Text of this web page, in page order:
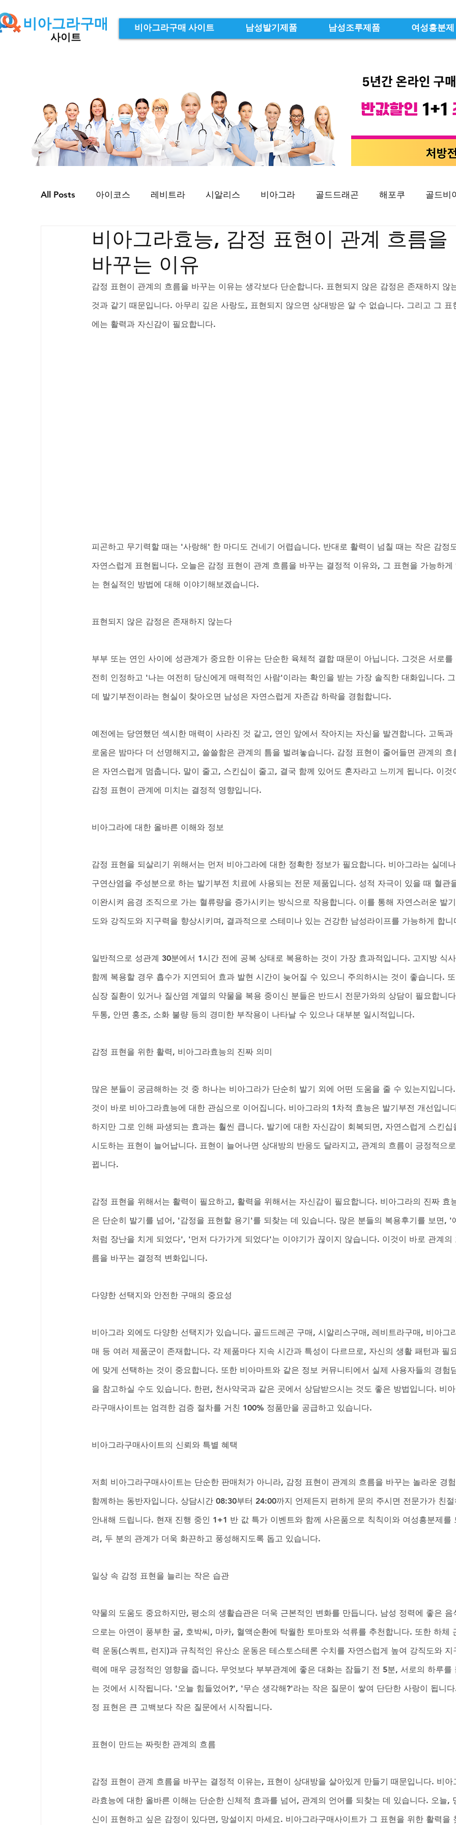
비아그라구매
사이트
비아그라구매 사이트 남성발기제품 남성조루제품 여성흥분제
All Posts 아이코스 레비트라 시알리스 비아그라 골드드래곤 해포쿠 골드비
골드시알리스 프릴리지 필름형센트립 비맥스 필름형비닉스 카마그라 칵스타
프로코밀
비아그라효능, 감정 표현이 관계 흐름을
바꾸는 이유
감정 표현이 관계의 흐름을 바꾸는 이유는 생각보다 단순합니다. 표현되지 않은 감정은 존재하지 않
것과 같기 때문입니다. 아무리 깊은 사랑도, 표현되지 않으면 상대방은 알 수 없습니다. 그리고 그 표
에는 활력과 자신감이 필요합니다.
피곤하고 무기력할 때는 '사랑해' 한 마디도 건네기 어렵습니다. 반대로 활력이 넘칠 때는 작은 감정
자연스럽게 표현됩니다. 오늘은 감정 표현이 관계 흐름을 바꾸는 결정적 이유와, 그 표현을 가능하게
는 현실적인 방법에 대해 이야기해보겠습니다.
표현되지 않은 감정은 존재하지 않는다
부부 또는 연인 사이에 성관계가 중요한 이유는 단순한 육체적 결합 때문이 아닙니다. 그것은 서로를
전히 인정하고 '나는 여전히 당신에게 매력적인 사람'이라는 확인을 받는 가장 솔직한 대화입니다.
데 발기부전이라는 현실이 찾아오면 남성은 자연스럽게 자존감 하락을 경험합니다.
예전에는 당연했던 섹시한 매력이 사라진 것 같고, 연인 앞에서 작아지는 자신을 발견합니다. 고독과
로움은 밤마다 더 선명해지고, 쓸쓸함은 관계의 틈을 벌려놓습니다. 감정 표현이 줄어들면 관계의 흐
은 자연스럽게 멈춥니다. 말이 줄고, 스킨십이 줄고, 결국 함께 있어도 혼자라고 느끼게 됩니다. 이것
감정 표현이 관계에 미치는 결정적 영향입니다.
비아그라에 대한 올바른 이해와 정보
감정 표현을 되살리기 위해서는 먼저 비아그라에 대한 정확한 정보가 필요합니다. 비아그라는 실데
구연산염을 주성분으로 하는 발기부전 치료에 사용되는 전문 제품입니다. 성적 자극이 있을 때 혈관
이완시켜 음경 조직으로 가는 혈류량을 증가시키는 방식으로 작용합니다. 이를 통해 자연스러운 발
도와 강직도와 지구력을 향상시키며, 결과적으로 스테미나 있는 건강한 남성라이프를 가능하게 합니
일반적으로 성관계 30분에서 1시간 전에 공복 상태로 복용하는 것이 가장 효과적입니다. 고지방 식
함께 복용할 경우 흡수가 지연되어 효과 발현 시간이 늦어질 수 있으니 주의하시는 것이 좋습니다.
심장 질환이 있거나 질산염 계열의 약물을 복용 중이신 분들은 반드시 전문가와의 상담이 필요합니
두통, 안면 홍조, 소화 불량 등의 경미한 부작용이 나타날 수 있으나 대부분 일시적입니다.
감정 표현을 위한 활력, 비아그라효능의 진짜 의미
많은 분들이 궁금해하는 것 중 하나는 비아그라가 단순히 발기 외에 어떤 도움을 줄 수 있는지입니다.
것이 바로 비아그라효능에 대한 관심으로 이어집니다. 비아그라의 1차적 효능은 발기부전 개선입니
하지만 그로 인해 파생되는 효과는 훨씬 큽니다. 발기에 대한 자신감이 회복되면, 자연스럽게 스킨십
시도하는 표현이 늘어납니다. 표현이 늘어나면 상대방의 반응도 달라지고, 관계의 흐름이 긍정적으
뀝니다.
감정 표현을 위해서는 활력이 필요하고, 활력을 위해서는 자신감이 필요합니다. 비아그라의 진짜 효
은 단순히 발기를 넘어, '감정을 표현할 용기'를 되찾는 데 있습니다. 많은 분들의 복용후기를 보면, '
처럼 장난을 치게 되었다', '먼저 다가가게 되었다'는 이야기가 끊이지 않습니다. 이것이 바로 관계의
름을 바꾸는 결정적 변화입니다.
다양한 선택지와 안전한 구매의 중요성
비아그라 외에도 다양한 선택지가 있습니다. 골드드레곤 구매, 시알리스구매, 레비트라구매, 비아그
매 등 여러 제품군이 존재합니다. 각 제품마다 지속 시간과 특성이 다르므로, 자신의 생활 패턴과 필
에 맞게 선택하는 것이 중요합니다. 또한 비아마트와 같은 정보 커뮤니티에서 실제 사용자들의 경험
을 참고하실 수도 있습니다. 한편, 천사약국과 같은 곳에서 상담받으시는 것도 좋은 방법입니다. 비
라구매사이트는 엄격한 검증 절차를 거친 100% 정품만을 공급하고 있습니다.
비아그라구매사이트의 신뢰와 특별 혜택
저희 비아그라구매사이트는 단순한 판매처가 아니라, 감정 표현이 관계의 흐름을 바꾸는 놀라운 경
함께하는 동반자입니다. 상담시간 08:30부터 24:00까지 언제든지 편하게 문의 주시면 전문가가 친절
안내해 드립니다. 현재 진행 중인 1+1 반 값 특가 이벤트와 함께 사은품으로 칙칙이와 여성흥분제를
려, 두 분의 관계가 더욱 화끈하고 풍성해지도록 돕고 있습니다.
일상 속 감정 표현을 늘리는 작은 습관
약물의 도움도 중요하지만, 평소의 생활습관은 더욱 근본적인 변화를 만듭니다. 남성 정력에 좋은 음
으로는 아연이 풍부한 굴, 호박씨, 마카, 혈액순환에 탁월한 토마토와 석류를 추천합니다. 또한 하체
력 운동(스쿼트, 런지)과 규칙적인 유산소 운동은 테스토스테론 수치를 자연스럽게 높여 강직도와 지
력에 매우 긍정적인 영향을 줍니다. 무엇보다 부부관계에 좋은 대화는 잠들기 전 5분, 서로의 하루를
는 것에서 시작됩니다. '오늘 힘들었어?', '무슨 생각해?'라는 작은 질문이 쌓여 단단한 사랑이 됩니
정 표현은 큰 고백보다 작은 질문에서 시작됩니다.
표현이 만드는 짜릿한 관계의 흐름
감정 표현이 관계 흐름을 바꾸는 결정적 이유는, 표현이 상대방을 살아있게 만들기 때문입니다. 비아
라효능에 대한 올바른 이해는 단순한 신체적 효과를 넘어, 관계의 언어를 되찾는 데 있습니다. 오늘,
신이 표현하고 싶은 감정이 있다면, 망설이지 마세요. 비아그라구매사이트가 그 표현을 위한 활력을